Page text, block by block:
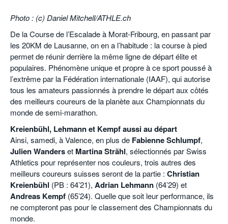
Photo : (c) Daniel Mitchell/ATHLE.ch
De la Course de l’Escalade à Morat-Fribourg, en passant par
les 20KM de Lausanne, on en a l’habitude : la course à pied
permet de réunir derrière la même ligne de départ élite et
populaires. Phénomène unique et propre à ce sport poussé à
l’extrême par la Fédération internationale (IAAF), qui autorise
tous les amateurs passionnés à prendre le départ aux côtés
des meilleurs coureurs de la planète aux Championnats du
monde de semi-marathon.
Kreienbühl, Lehmann et Kempf aussi au départ
Ainsi, samedi, à Valence, en plus de Fabienne Schlumpf,
Julien Wanderset Martina Strähl, sélectionnés par Swiss
Athletics pour représenter nos couleurs, trois autres des
meilleurs coureurs suisses seront de la partie : Christian
Kreienbühl (PB : 64’21), Adrian Lehmann (64’29) et
Andreas Kempf (65’24). Quelle que soit leur performance, ils
ne compteront pas pour le classement des Championnats du
monde.